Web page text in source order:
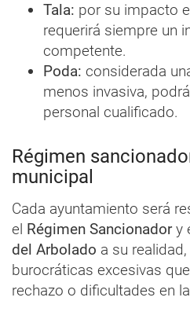
Tala: por su impacto
requerirá siempre un
competente.
Poda: considerada
menos invasiva,
personal cualificado.
Régimen
municipal
Cada ayuntamiento será
el Régimen Sancionadory
del Arbolado a su
burocráticas excesivas
rechazo o dificultades en